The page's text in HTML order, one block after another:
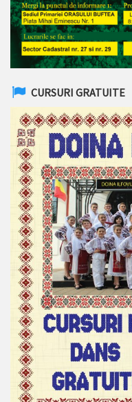
CURSURI GRATUITE